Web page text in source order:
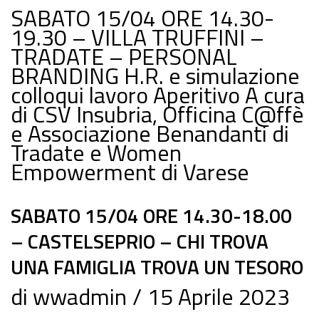
SABATO 15/04 ORE 14.30-
19.30 – VILLA TRUFFINI –
TRADATE – PERSONAL
BRANDING H.R. e simulazione
colloqui lavoro Aperitivo A cura
di CSV Insubria, Officina C@ffè
e Associazione Benandanti di
Tradate e Women
Empowerment di Varese
SABATO 15/04 ORE 14.30-18.00
– CASTELSEPRIO – CHI TROVA
UNA FAMIGLIA TROVA UN TESORO
di wwadmin
15 Aprile 2023